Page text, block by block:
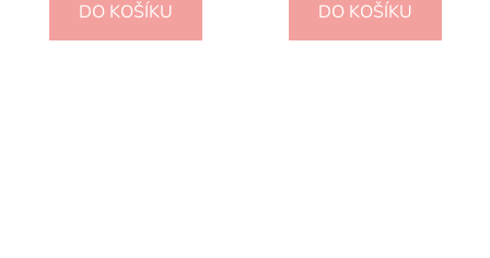
z
DO KOŠÍKU DO KOŠÍKU